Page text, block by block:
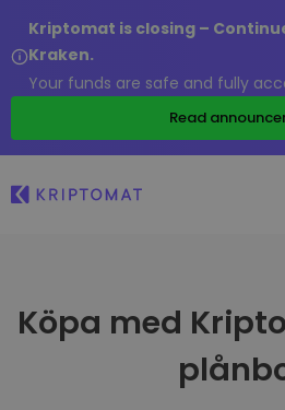
Kriptomat is closing –
Kraken.
Your funds are safe and fully
Read
Köpa med